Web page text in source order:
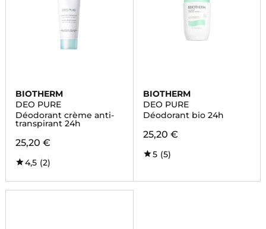
BIOTHERM
DEO PURE
Déodorant crème anti-
transpirant 24h
25,20 €
4,5 (2)
BIOTHERM
DEO PURE
Déodorant bio 24h
25,20 €
5 (5)